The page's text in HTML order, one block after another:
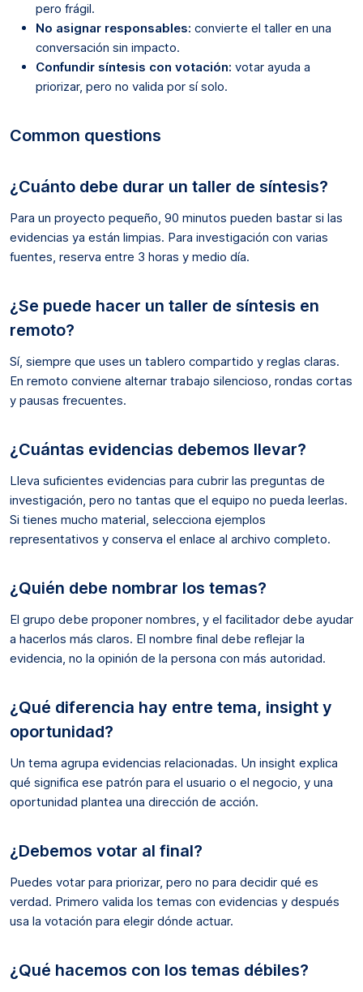
pero frágil.
No asignar responsables: convierte el taller en una
conversación sin impacto.
Confundir síntesis con votación: votar ayuda a
priorizar, pero no valida por sí solo.
Common questions
¿Cuánto debe durar un taller de síntesis?
Para un proyecto pequeño, 90 minutos pueden bastar si las
evidencias ya están limpias. Para investigación con varias
fuentes, reserva entre 3 horas y medio día.
¿Se puede hacer un taller de síntesis en
remoto?
Sí, siempre que uses un tablero compartido y reglas claras.
En remoto conviene alternar trabajo silencioso, rondas cortas
y pausas frecuentes.
¿Cuántas evidencias debemos llevar?
Lleva suficientes evidencias para cubrir las preguntas de
investigación, pero no tantas que el equipo no pueda leerlas.
Si tienes mucho material, selecciona ejemplos
representativos y conserva el enlace al archivo completo.
¿Quién debe nombrar los temas?
El grupo debe proponer nombres, y el facilitador debe ayudar
a hacerlos más claros. El nombre final debe reflejar la
evidencia, no la opinión de la persona con más autoridad.
¿Qué diferencia hay entre tema, insight y
oportunidad?
Un tema agrupa evidencias relacionadas. Un insight explica
qué significa ese patrón para el usuario o el negocio, y una
oportunidad plantea una dirección de acción.
¿Debemos votar al final?
Puedes votar para priorizar, pero no para decidir qué es
verdad. Primero valida los temas con evidencias y después
usa la votación para elegir dónde actuar.
¿Qué hacemos con los temas débiles?